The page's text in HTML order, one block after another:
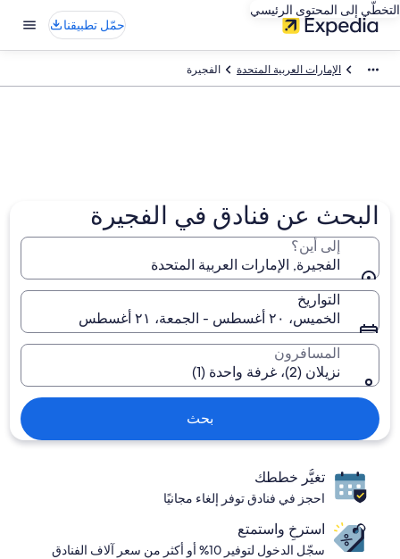
التخطّي إلى المحتوى الرئيسي
حمّل تطبيقنا
الإمارات العربية المتحدة الفجيرة
البحث عن فنادق في الفجيرة
إلى أين؟
الفجيرة, الإمارات العربية المتحدة
التواريخ
الخميس، ٢٠ أغسطس - الجمعة، ٢١ أغسطس
المسافرون
نزيلان (2)، غرفة واحدة (1)
بحث
تغيُّر خططك
احجز في فنادق توفر إلغاء مجانيًا
استرخِ واستمتع
سجّل الدخول لتوفير 10% أو أكثر من سعر آلاف الفنادق